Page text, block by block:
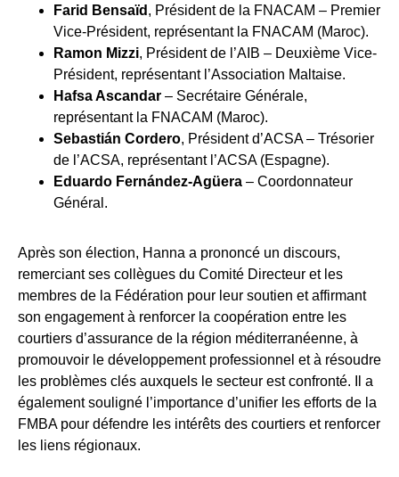
Farid Bensaïd , Président de la FNACAM – Premier
Vice-Président, représentant la FNACAM (Maroc).
Ramon Mizzi, Président de l’AIB – Deuxième Vice-
Président, représentant l’Association Maltaise.
Hafsa Ascandar – Secrétaire Générale,
représentant la FNACAM (Maroc).
Sebastián Cordero, Président d’ACSA – Trésorier
de l’ACSA, représentant l’ACSA (Espagne).
Eduardo Fernández-Agüera – Coordonnateur
Général.
Après son élection, Hanna a prononcé un discours,
remerciant ses collègues du Comité Directeur et les
membres de la Fédération pour leur soutien et affirmant
son engagement à renforcer la coopération entre les
courtiers d’assurance de la région méditerranéenne, à
promouvoir le développement professionnel et à résoudre
les problèmes clés auxquels le secteur est confronté. Il a
également souligné l’importance d’unifier les efforts de la
FMBA pour défendre les intérêts des courtiers et renforcer
les liens régionaux.